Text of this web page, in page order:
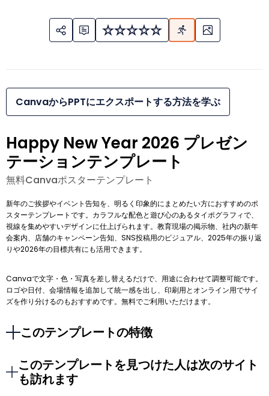
CanvaからPPTにエクスポートする方法を学ぶ
Happy New Year 2026 プレゼン
テーションテンプレート
無料Canvaポスターテンプレート
新年のご挨拶やイベント告知を、明るく印象的にまとめたい方におすすめのポ
スターテンプレートです。カラフルな配色と遊び心のあるタイポグラフィで、
視線を集めやすいデザインに仕上げられます。教育現場の掲示物、社内の新年
会案内、店舗のキャンペーン告知、SNS投稿用のビジュアル、2025年の振り返
りや2026年の目標共有にも活用できます。
Canvaで文字・色・写真を差し替えるだけで、用途に合わせて調整可能です。
ロゴや日付、会場情報を追加して統一感を出し、印刷用とオンライン用でサイ
ズを作り分けるのもおすすめです。無料でご利用いただけます。
このテンプレートの特徴
このテンプレートを見つけた人は次のサイト
も訪れます